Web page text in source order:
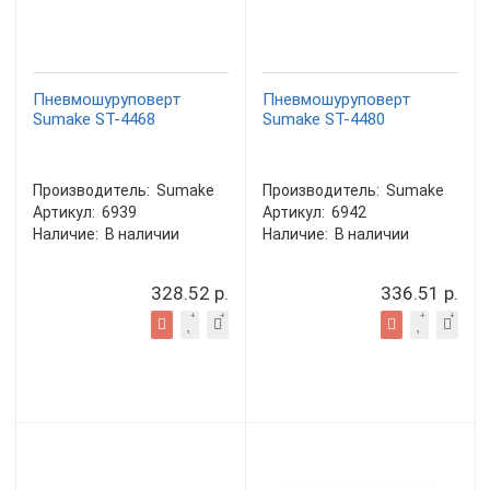
Пневмошуруповерт
Sumake ST-4468
Производитель: Sumake
Артикул: 6939
Наличие: В наличии
328.52 р.
Пневмошуруповерт
Sumake ST-4480
Производитель: Sumake
Артикул: 6942
Наличие: В наличии
336.51 р.